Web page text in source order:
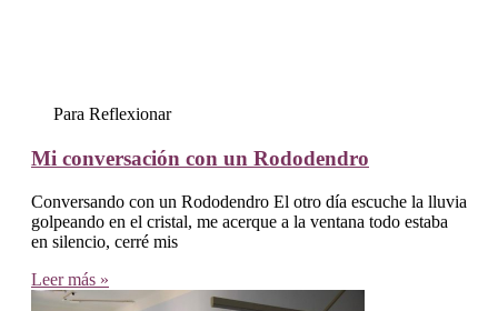
Para Reflexionar
Mi conversación con un Rododendro
Conversando con un Rododendro El otro día escuche la lluvia
golpeando en el cristal, me acerque a la ventana todo estaba
en silencio, cerré mis
Leer más »